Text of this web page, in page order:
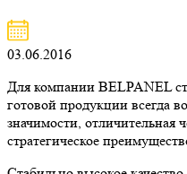
03.06.2016
Для компании BELPANEL
готовой продукции всегда
значимости,
стратегическое